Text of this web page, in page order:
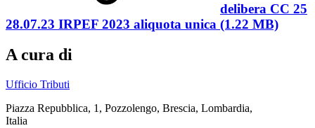
delibera CC 25
28.07.23 IRPEF 2023 aliquota unica (1.22 MB)
A cura di
Ufficio Tributi
Piazza Repubblica, 1, Pozzolengo, Brescia, Lombardia,
Italia